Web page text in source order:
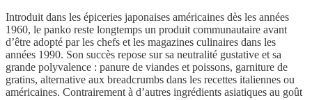
Introduit dans les épiceries japonaises américaines dès les années
1960, le panko reste longtemps un produit communautaire avant
d’être adopté par les chefs et les magazines culinaires dans les
années 1990. Son succès repose sur sa neutralité gustative et sa
grande polyvalence : panure de viandes et poissons, garniture de
gratins, alternative aux breadcrumbs dans les recettes italiennes ou
américaines. Contrairement à d’autres ingrédients asiatiques au goût